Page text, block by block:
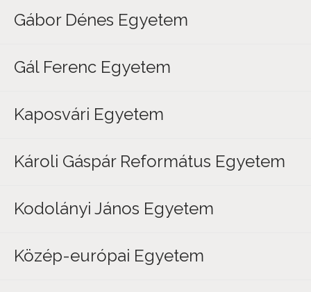
Gábor Dénes Egyetem
Gál Ferenc Egyetem
Kaposvári Egyetem
Károli Gáspár Református Egyetem
Kodolányi János Egyetem
Közép-európai Egyetem